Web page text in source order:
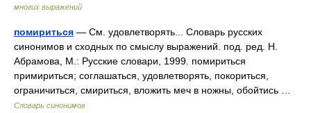
многих выражений
помириться — См. удовлетворять... Словарь русских
синонимов и сходных по смыслу выражений. под. ред. Н.
Абрамова, М.: Русские словари, 1999. помириться
примириться; соглашаться, удовлетворять, покориться,
ограничиться, смириться, вложить меч в ножны, обойтись …
Словарь синонимов